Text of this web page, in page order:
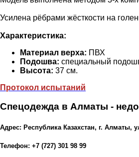
Усилена рёбрами жёсткости на
Характеристика:
Материал верха: ПВХ
Подошва: специальный
Высота: 37 см.
Протокол испытаний
Спецодежда в Алматы -
Адрес: Республика Казахстан, г. Алматы,
Телефон: +7 (727) 301 98 99